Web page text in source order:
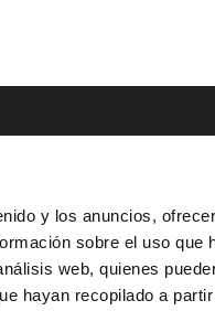
y los anuncios,
sobre el uso que
web, quienes
hayan recopilado a
Aviso Legal
Política de Privacidad